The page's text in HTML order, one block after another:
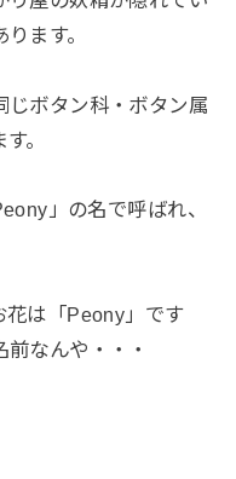
ます。
じボタン科・ボタン属
。
」の名で呼ばれ、
花は「Peony」です
なんや・・・